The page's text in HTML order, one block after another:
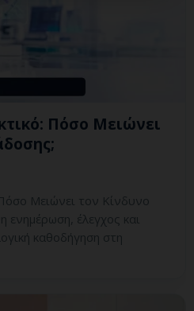
Πόσο Μειώνει
Μειώνει τον Κίνδυνο
ενημέρωση, έλεγχος και
καθοδήγηση στη